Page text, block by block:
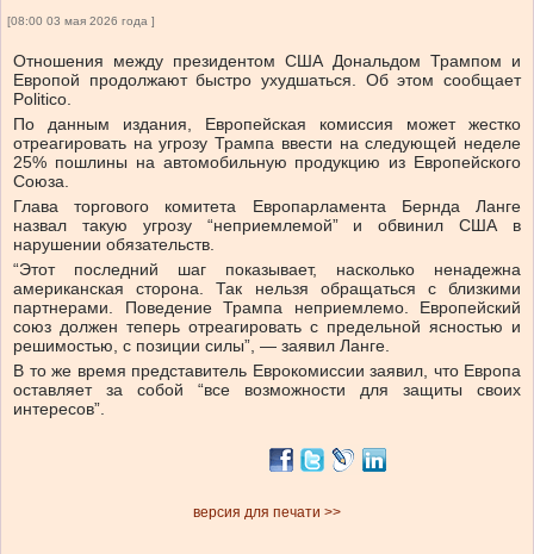
[08:00 03 мая 2026 года ]
Отношения между президентом США Дональдом Трампом и
Европой продолжают быстро ухудшаться. Об этом сообщает
Politico.
По данным издания, Европейская комиссия может жестко
отреагировать на угрозу Трампа ввести на следующей неделе
25% пошлины на автомобильную продукцию из Европейского
Союза.
Глава торгового комитета Европарламента Бернда Ланге
назвал такую угрозу “неприемлемой” и обвинил США в
нарушении обязательств.
“Этот последний шаг показывает, насколько ненадежна
американская сторона. Так нельзя обращаться с близкими
партнерами. Поведение Трампа неприемлемо. Европейский
союз должен теперь отреагировать с предельной ясностью и
решимостью, с позиции силы”, — заявил Ланге.
В то же время представитель Еврокомиссии заявил, что Европа
оставляет за собой “все возможности для защиты своих
интересов”.
версия для печати >>